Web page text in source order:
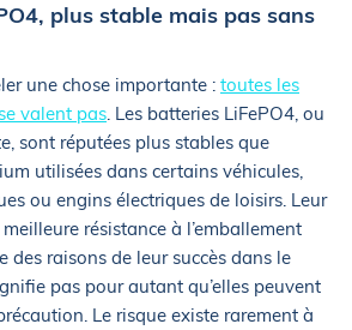
plus stable mais pas sans
une chose importante : toutes les
valent pas. Les batteries LiFePO4, ou
sont réputées plus stables que
utilisées dans certains véhicules,
ou engins électriques de loisirs. Leur
résistance à l’emballement
des raisons de leur succès dans le
pas pour autant qu’elles peuvent
Le risque existe rarement à